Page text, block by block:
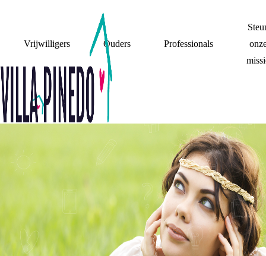
Vrijwilligers Ouders Professionals
WAT IK GELEERD
HEB VAN DE